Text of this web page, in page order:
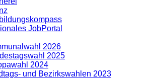
JobPortal
2026
2025
2024
und Bezirkswahlen 2023